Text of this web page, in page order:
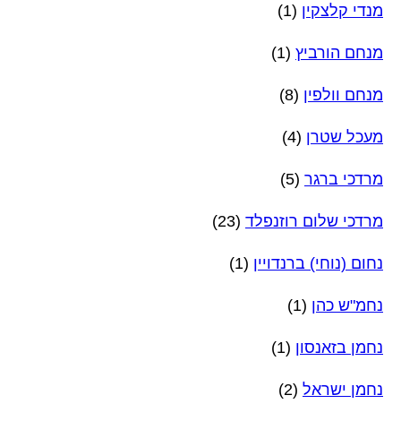
מנדי קלצקין (1)
מנחם הורביץ (1)
מנחם וולפין (8)
מעכל שטרן (4)
מרדכי ברגר (5)
מרדכי שלום רוזנפלד (23)
נחום (נוחי) ברנדויין (1)
נחמ"ש כהן (1)
נחמן בזאנסון (1)
נחמן ישראל (2)